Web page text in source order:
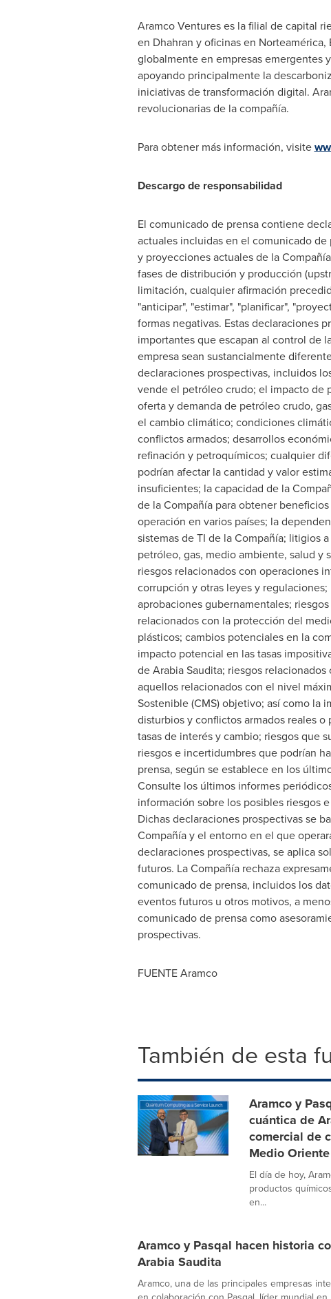
Aramco Ventures es la filial de capital
en Dhahran y oficinas en Norteamérica,
globalmente en empresas emergentes
apoyando principalmente la
iniciativas de transformación digital.
revolucionarias de la compañía.
Para obtener más información, visite
Descargo de responsabilidad
El comunicado de prensa contiene
actuales incluidas en el comunicado
y proyecciones actuales de la
fases de distribución y producción
limitación, cualquier afirmación
"anticipar", "estimar", "planificar",
formas negativas. Estas declaraciones
importantes que escapan al control de
empresa sean sustancialmente
declaraciones prospectivas, incluidos
vende el petróleo crudo; el impacto de
oferta y demanda de petróleo crudo,
el cambio climático; condiciones
conflictos armados; desarrollos
refinación y petroquímicos; cualquier
podrían afectar la cantidad y valor
insuficientes; la capacidad de la
de la Compañía para obtener
operación en varios países; la
sistemas de TI de la Compañía; litigios
petróleo, gas, medio ambiente, salud y
riesgos relacionados con operaciones
corrupción y otras leyes y
aprobaciones gubernamentales;
relacionados con la protección del
plásticos; cambios potenciales en la
impacto potencial en las tasas
de Arabia Saudita; riesgos
aquellos relacionados con el nivel
Sostenible (CMS) objetivo; así como la
disturbios y conflictos armados reales
tasas de interés y cambio; riesgos que
riesgos e incertidumbres que podrían
prensa, según se establece en los
Consulte los últimos informes
información sobre los posibles riesgos
Dichas declaraciones prospectivas se
Compañía y el entorno en el que
declaraciones prospectivas, se aplica
futuros. La Compañía rechaza
comunicado de prensa, incluidos los
eventos futuros u otros motivos, a
comunicado de prensa como
prospectivas.
FUENTE Aramco
También de esta
Aramco y
cuántica de
comercial de
Medio Oriente
El día de hoy,
productos
en...
Aramco y Pasqal hacen historia
Arabia Saudita
Aramco, una de las principales empresas